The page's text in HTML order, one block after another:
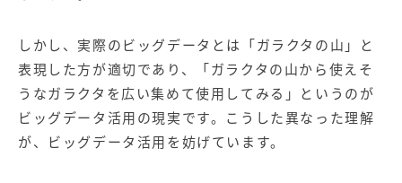
しかし、実際のビッグデータとは「ガラクタの山」と
表現した方が適切であり、「ガラクタの山から使えそ
うなガラクタを広い集めて使用してみる」というのが
ビッグデータ活用の現実です。こうした異なった理解
が、ビッグデータ活用を妨げています。